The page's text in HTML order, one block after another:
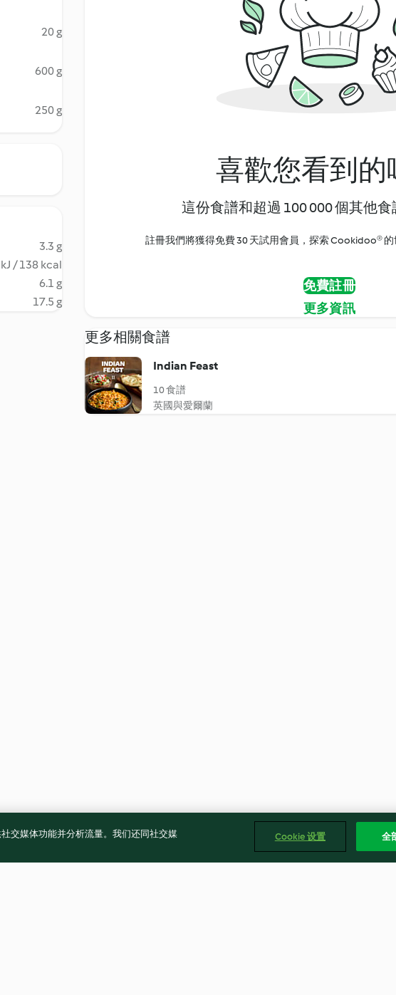
20 g
600 g
250 g
3.3 g
/ 138 kcal
6.1 g
17.5 g
喜歡您看到的
這份食譜和超過 100 000 個其他食
註冊我們將獲得免費 30 天試用會員，探索 Cookidoo® 的
免費註冊
更多資訊
更多相關食譜
Indian Feast
10 食譜
英國與愛爾蘭
交媒体功能并分析流量。我们还同社交媒
Cookie 设置 全